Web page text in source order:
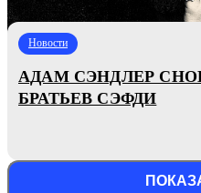
Новости
АДАМ СЭНДЛЕР
БРАТЬЕВ СЭФДИ